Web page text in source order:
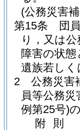
(公務災害
第15条
団
り，又は
障害の状
遺族若し
2
公務災害
員等公務
例第25号)
附 則